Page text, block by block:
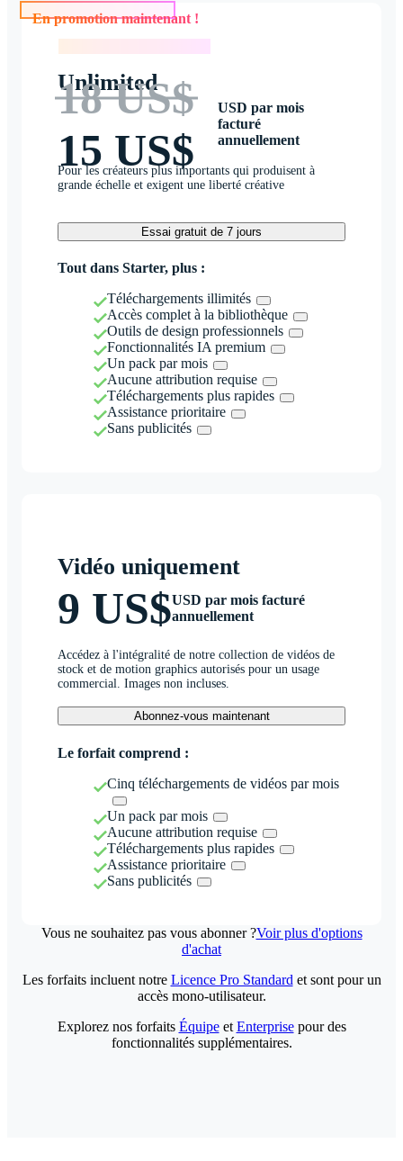
En promotion maintenant !
Unlimited
18 US$
15 US$
USD par mois
facturé
annuellement
Pour les créateurs plus importants qui produisent à
grande échelle et exigent une liberté créative
Essai gratuit de 7 jours
Tout dans Starter, plus :
Téléchargements illimités
Accès complet à la bibliothèque
Outils de design professionnels
Fonctionnalités IA premium
Un pack par mois
Aucune attribution requise
Téléchargements plus rapides
Assistance prioritaire
Sans publicités
Vidéo uniquement
9 US$USD par mois facturé
annuellement
Accédez à l'intégralité de notre collection de vidéos de
stock et de motion graphics autorisés pour un usage
commercial. Images non incluses.
Abonnez-vous maintenant
Le forfait comprend :
Cinq téléchargements de vidéos par mois
Un pack par mois
Aucune attribution requise
Téléchargements plus rapides
Assistance prioritaire
Sans publicités
Vous ne souhaitez pas vous abonner ?Voir plus d'options
d'achat
Les forfaits incluent notre Licence Pro Standard et sont pour un
accès mono-utilisateur.
Explorez nos forfaits Équipeet Enterprisepour des
fonctionnalités supplémentaires.